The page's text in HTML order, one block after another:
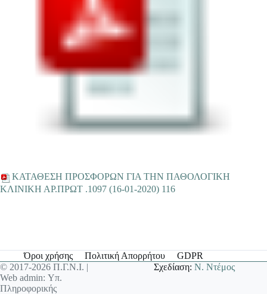
ΚΑΤΑΘΕΣΗ ΠΡΟΣΦΟΡΩΝ ΓΙΑ ΤΗΝ ΠΑΘΟΛΟΓΙΚΗ
ΚΛΙΝΙΚΗ ΑΡ.ΠΡΩΤ .1097 (16-01-2020) 116
Όροι χρήσης Πολιτική Απορρήτου
GDPR
© 2017-2026 Π.Γ.Ν.Ι. |
Web admin: Υπ.
Πληροφορικής
Σχεδίαση:Ν. Ντέμος